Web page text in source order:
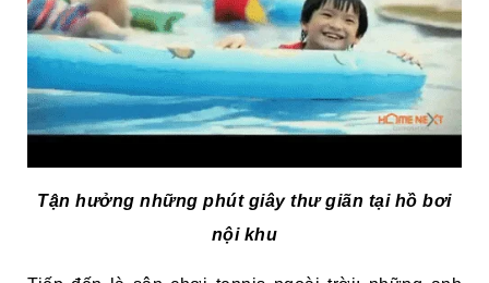
Tận hưởng những phút giây thư giãn tại hồ bơi
nội khu